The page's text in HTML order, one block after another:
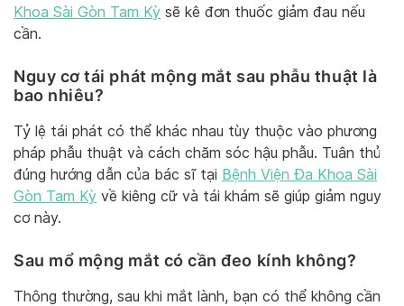
Khoa Sài Gòn Tam Kỳ sẽ kê đơn thuốc giảm đau nếu
cần.
Nguy cơ tái phát mộng mắt sau phẫu thuật là
bao nhiêu?
Tỷ lệ tái phát có thể khác nhau tùy thuộc vào phương
pháp phẫu thuật và cách chăm sóc hậu phẫu. Tuân thủ
đúng hướng dẫn của bác sĩ tại Bệnh Viện Đa Khoa Sài
Gòn Tam Kỳ về kiêng cữ và tái khám sẽ giúp giảm nguy
cơ này.
Sau mổ mộng mắt có cần đeo kính không?
Thông thường, sau khi mắt lành, bạn có thể không cần